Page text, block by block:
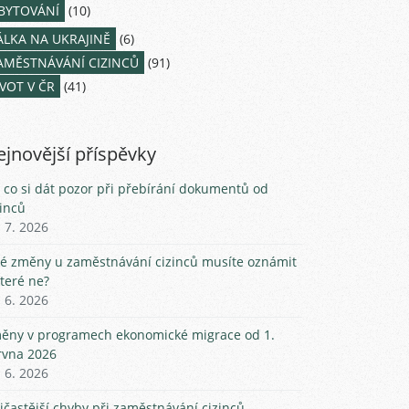
(10)
NA UKRAJINĚ (6)
CIZINCŮ (91)
V ČR (41)
příspěvky
co si dát pozor při přebírání dokumentů od
7. 2026
změny u zaměstnávání cizinců musíte oznámit
ne?
6. 2026
v programech ekonomické migrace od 1.
2026
6. 2026